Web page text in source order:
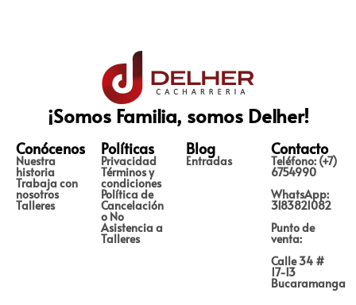
¡Somos Familia, somos Delher!
Conócenos
Nuestra
historia
Trabaja con
nosotros
Talleres
Políticas
Privacidad
Términos y
condiciones
Política de
Cancelación
o No
Asistencia a
Talleres
Blog
Entradas
Contacto
Teléfono: (+7)
6754990
WhatsApp:
3183821082
Punto de
venta:
Calle 34 #
17-13
Bucaramanga